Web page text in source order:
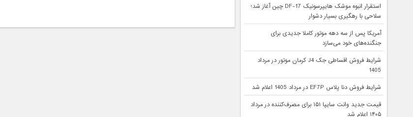
استقرار انبوه موشک هایپرسونیک DF-17 چین آغاز شد؛
سلاحی با رهگیری بسیار دشوار
آمریکا پس از سه دهه موتور کاملا جدیدی برای
جنگنده‌های خود می‌سازد
شرایط فروش اقساطی جک J4 کرمان موتور در مرداد
1405
شرایط فروش دنا پلاس EF7P در مرداد 1405 اعلام شد
قیمت جدید وانت سایپا ۱۵۱ برای مصرف‌کننده در مرداد
۱۴۰۵ اعلام شد